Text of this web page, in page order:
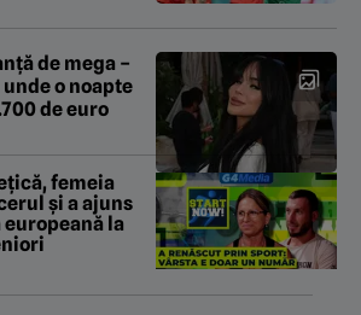
de mega –
o noapte
de euro
femeia
și a ajuns
la